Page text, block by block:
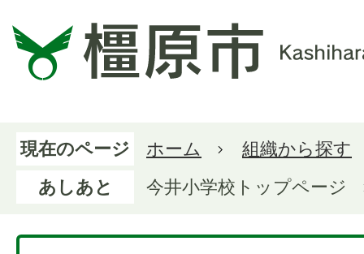
現在のページ ホーム
組織から探す
あしあと
今井小学校トップページ